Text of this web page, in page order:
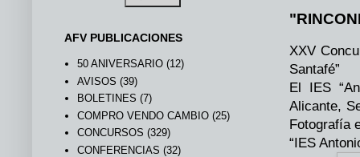
XXV
Santafé”
El IES
Alicante,
Fotografía
“IES
AFV PUBLICACIONES
50 ANIVERSARIO (12)
AVISOS (39)
BOLETINES (7)
COMPRO VENDO CAMBIO (25)
CONCURSOS (329)
CONFERENCIAS (32)